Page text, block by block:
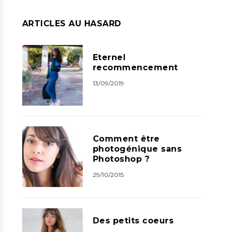
ARTICLES AU HASARD
Eternel
recommencement
13/09/2019
Comment être
photogénique sans
Photoshop ?
29/10/2015
Des petits coeurs